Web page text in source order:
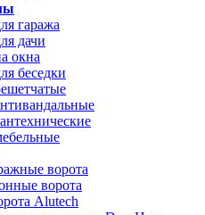
гаража
дачи
окна
беседки
ворота
ворота
Alutech